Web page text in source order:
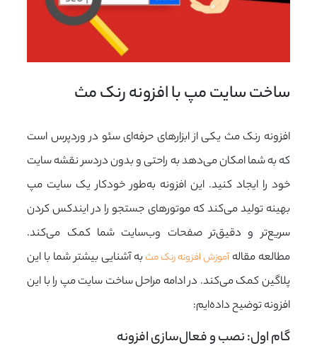
ساخت سایت مپ با افزونه رنک مث
افزونه رنک مث یکی از ابزارهای حرفه‌ای سئو در وردپرس است
که به شما امکان می‌دهد به راحتی و بدون دردسر نقشه سایت
خود را ایجاد کنید. این افزونه به‌طور خودکار یک سایت مپ
بهینه تولید می‌کند که موتورهای جستجو را در ایندکس کردن
سریع‌تر و دقیق‌تر صفحات وب‌سایت شما کمک می‌کند.
مطالعه مقالهآموزش افزونه رنک مثبه آشنایی بیشتر شما با این
پلاگین کمک می‌کند. در ادامه مراحل ساخت سایت مپ را با این
افزونه توضیح داده‌ایم:
گام اول: نصب و فعال‌سازی افزونه